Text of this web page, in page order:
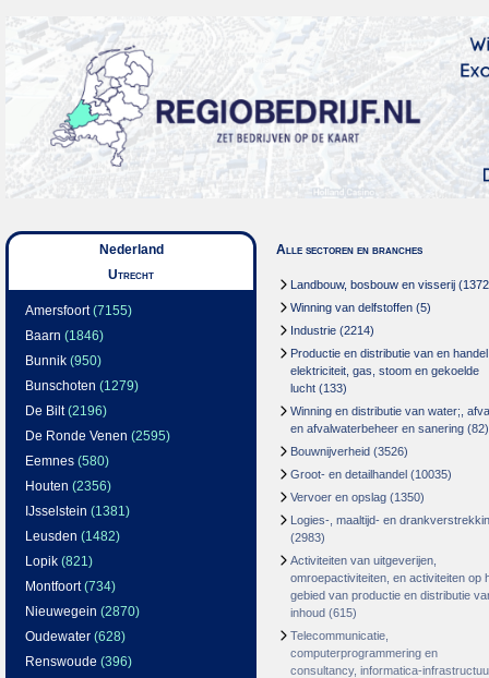
Nederland
Utrecht
Amersfoort(7155)
Baarn (1846)
Bunnik (950)
Bunschoten (1279)
De Bilt(2196)
De Ronde Venen (2595)
Eemnes (580)
Houten (2356)
IJsselstein (1381)
Leusden (1482)
Lopik (821)
Montfoort(734)
Nieuwegein (2870)
Oudewater (628)
Renswoude (396)
Alle sectoren en branches
Landbouw, bosbouw en visserij
Winning van delfstoffen (5)
Industrie (2214)
Productie en distributie van en
elektriciteit, gas, stoom en gekoelde
lucht (133)
Winning en distributie van water;,
en afvalwaterbeheer en sanering (82)
Bouwnijverheid (3526)
Groot- en detailhandel (10035)
Vervoer en opslag (1350)
Logies-, maaltijd- en
(2983)
Activiteiten van uitgeverijen,
omroepactiviteiten, en activiteiten op
gebied van productie en distributie
inhoud (615)
Telecommunicatie,
computerprogrammering en
consultancy, informatica-